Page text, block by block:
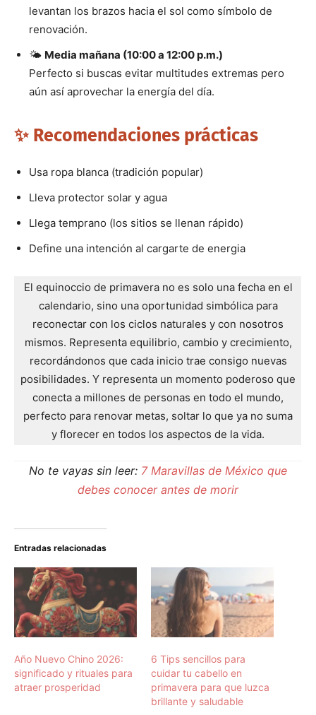
levantan los brazos hacia el sol como símbolo de
renovación.
🌤️ Media mañana (10:00 a 12:00 p.m.)
Perfecto si buscas evitar multitudes extremas pero
aún así aprovechar la energía del día.
✨ Recomendaciones prácticas
Usa ropa blanca (tradición popular)
Lleva protector solar y agua
Llega temprano (los sitios se llenan rápido)
Define una intención al cargarte de energia
El equinoccio de primavera no es solo una fecha en el
calendario, sino una oportunidad simbólica para
reconectar con los ciclos naturales y con nosotros
mismos. Representa equilibrio, cambio y crecimiento,
recordándonos que cada inicio trae consigo nuevas
posibilidades. Y representa un momento poderoso que
conecta a millones de personas en todo el mundo,
perfecto para renovar metas, soltar lo que ya no suma
y florecer en todos los aspectos de la vida.
No te vayas sin leer: 7 Maravillas de México que
debes conocer antes de morir
Entradas relacionadas
Año Nuevo Chino 2026:
significado y rituales para
atraer prosperidad
6 Tips sencillos para
cuidar tu cabello en
primavera para que luzca
brillante y saludable